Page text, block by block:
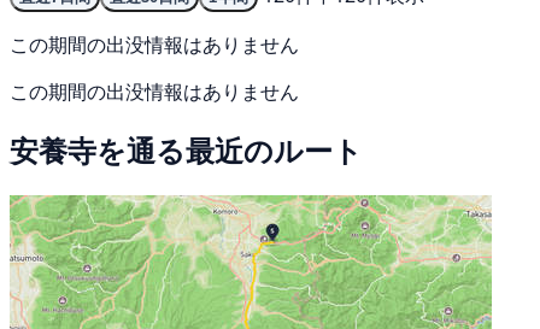
この期間の出没情報はありません
この期間の出没情報はありません
安養寺を通る最近のルート